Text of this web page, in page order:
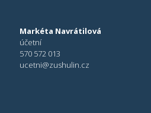
Markéta Navrátilová
účetní
570 572 013
ucetni@zushulin.cz